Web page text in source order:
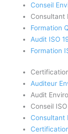
Conseil
Consultant
Formation
Audit ISO
Formation
Auditeur
Audit
Conseil
Consultant